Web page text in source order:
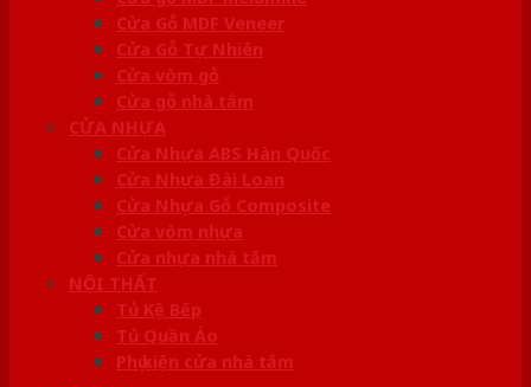
Cửa Gỗ MDF Veneer
Cửa Gỗ Tự Nhiên
Cửa vòm gỗ
Cửa gỗ nhà tắm
CỬA NHỰA
Cửa Nhựa ABS Hàn Quốc
Cửa Nhựa Đài Loan
Cửa Nhựa Gỗ Composite
Cửa vòm nhựa
Cửa nhựa nhà tắm
NỘI THẤT
Tủ Kệ Bếp
Tủ Quần Áo
Phụ kiện cửa nhà tắm